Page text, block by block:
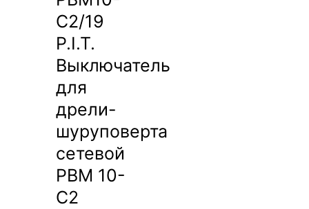
C2/19
P.I.T.
Выключатель
для
дрели-
шуруповерта
сетевой
PBM 10-
C2